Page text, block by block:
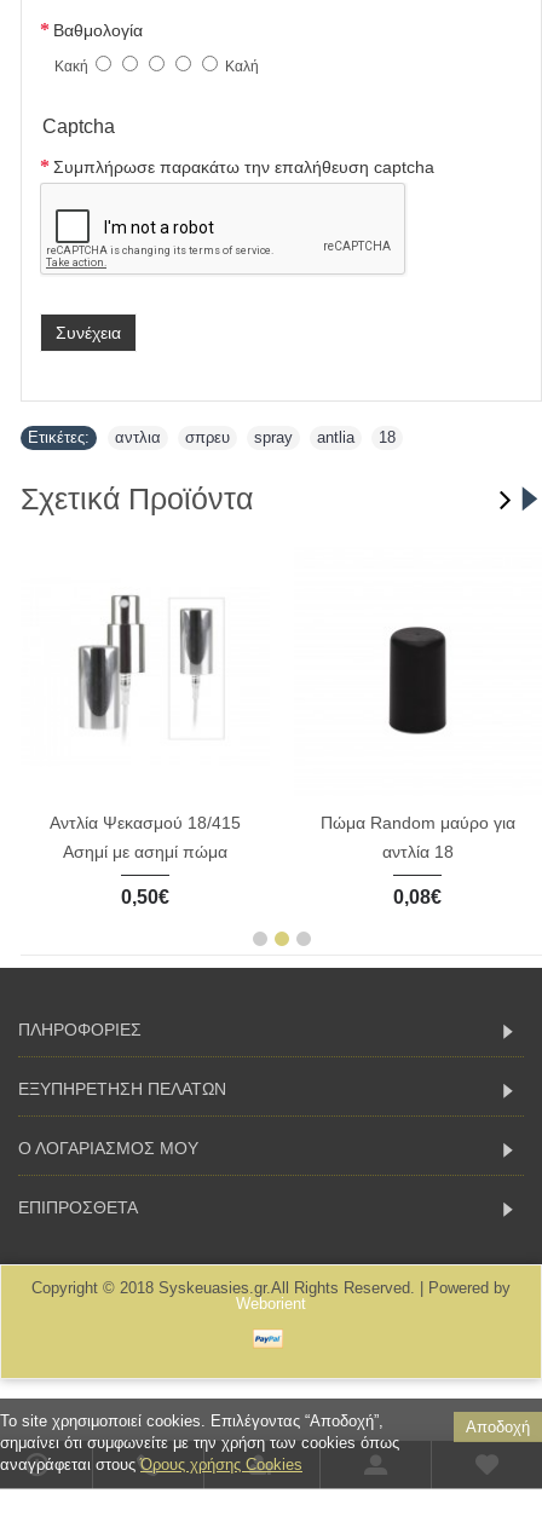
Βαθμολογία
Κακή Καλή
Captcha
Συμπλήρωσε παρακάτω την επαλήθευση captcha
Συνέχεια
Ετικέτες: αντλια σπρευ spray antlia 18
Σχετικά Προϊόντα
Αντλία Ψεκασμού 18/415
Ασημί με ασημί πώμα
0,50€
Πώμα Random μαύρο για
αντλία 18
0,08€
ΠΛΗΡΟΦΟΡΙΕΣ
ΕΞΥΠΗΡΕΤΗΣΗ ΠΕΛΑΤΩΝ
Ο ΛΟΓΑΡΙΑΣΜΟΣ ΜΟΥ
ΕΠΙΠΡΟΣΘΕΤΑ
Copyright © 2018 Syskeuasies.gr.All Rights Reserved. | Powered by
Weborient
Αποδοχή
To site χρησιμοποιεί cookies. Επιλέγοντας “Αποδοχή”,
σημαίνει ότι συμφωνείτε με την χρήση των cookies όπως
αναγράφεται στουςΌρους χρήσης Cookies